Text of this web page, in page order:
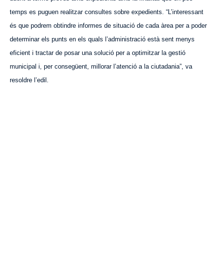
temps es puguen realitzar consultes sobre expedients. “L’interessant
és que podrem obtindre informes de situació de cada àrea per a poder
determinar els punts en els quals l’administració està sent menys
eficient i tractar de posar una solució per a optimitzar la gestió
municipal i, per consegüent, millorar l’atenció a la ciutadania”, va
resoldre l’edil.